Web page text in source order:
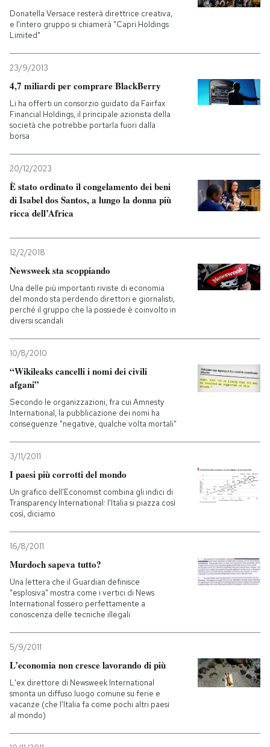
Donatella Versace resterà direttrice creativa,
e l'intero gruppo si chiamerà "Capri Holdings
Limited"
23/9/2013
4,7 miliardi per comprare BlackBerry
Li ha offerti un consorzio guidato da Fairfax
Financial Holdings, il principale azionista della
società che potrebbe portarla fuori dalla
borsa
20/12/2023
È stato ordinato il congelamento dei beni
di Isabel dos Santos, a lungo la donna più
ricca dell’Africa
12/2/2018
Newsweek sta scoppiando
Una delle più importanti riviste di economia
del mondo sta perdendo direttori e giornalisti,
perché il gruppo che la possiede è coinvolto in
diversi scandali
10/8/2010
“Wikileaks cancelli i nomi dei civili
afgani”
Secondo le organizzazioni, fra cui Amnesty
International, la pubblicazione dei nomi ha
conseguenze "negative, qualche volta mortali"
3/11/2011
I paesi più corrotti del mondo
Un grafico dell'Economist combina gli indici di
Transparency International: l'Italia si piazza così
così, diciamo
16/8/2011
Murdoch sapeva tutto?
Una lettera che il Guardian definisce
"esplosiva" mostra come i vertici di News
International fossero perfettamente a
conoscenza delle tecniche illegali
5/9/2011
L’economia non cresce lavorando di più
L'ex direttore di Newsweek International
smonta un diffuso luogo comune su ferie e
vacanze (che l'Italia fa come pochi altri paesi
al mondo)